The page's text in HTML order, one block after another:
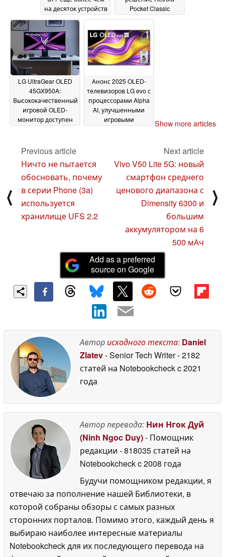
на десяток устройств
22 March 2025
Pocket Classic
продолжающейся
саге о дисплеях
March 2025
LG UltraGear OLED
45GX950A:
Высококачественный
игровой OLED-
монитор доступен
заказа в США18 March
Анонс 2025 OLED-
телевизоров LG evo с
процессорами Alpha
AI, улучшенными
игровыми
Show more articles
⟨
Previous article
Ничто не пытается
обосновать, почему
в серии Phone (3a)
используется
хранилище UFS 2.2
Next article
Vivo V50 Lite 5G: новый
смартфон среднего
ценового диапазона с
Dimensity 6300 и
большим
аккумулятором на 6
500 мАч
⟩
Add as a preferred
source on Google
Авторисходного текста: Daniel
Zlatev- Senior Tech Writer- 2182
статей на Notebookcheckc 2021
года
Автор перевода: Нин Нгок Дуй
(Ninh Ngoc Duy)- Помощник
редакции - 818035 статей на
Notebookcheckc 2008 года
Будучи помощником редакции, я
отвечаю за пополнение нашей Библиотеки, в
которой собраны обзоры с самых разных
сторонних порталов. Помимо этого, каждый день я
выбираю наиболее интересные материалы
Notebookcheck для их последующего перевода на